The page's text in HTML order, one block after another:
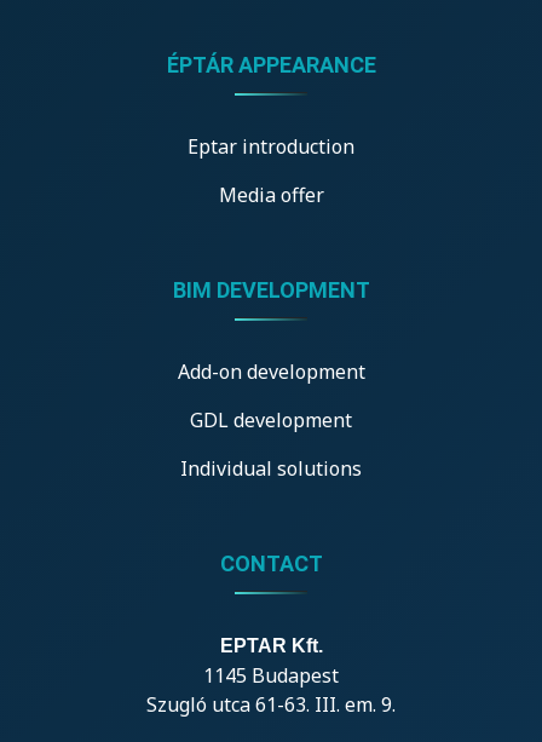
ÉPTÁR APPEARANCE
Eptar introduction
Media offer
BIM DEVELOPMENT
Add-on development
GDL development
Individual solutions
CONTACT
EPTAR Kft.
1145 Budapest
Szugló utca 61-63. III. em. 9.